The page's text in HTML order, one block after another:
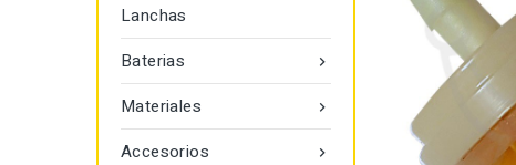
Lanchas

Baterias

Materiales

Accesorios